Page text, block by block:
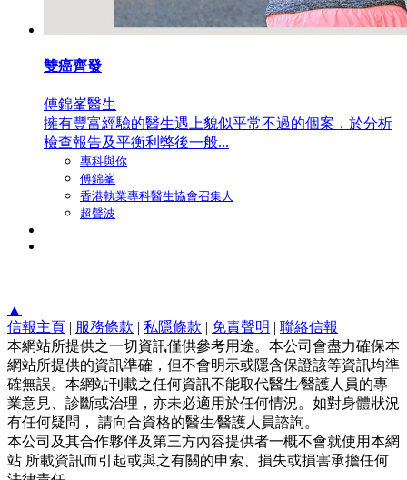
雙癌齊發
傅錦峯醫生
擁有豐富經驗的醫生遇上貌似平常不過的個案，於分析
檢查報告及平衡利弊後一般...
專科與你
傅錦峯
香港執業專科醫生協會召集人
超聲波
▲
信報主頁 | 服務條款 | 私隱條款 | 免責聲明 | 聯絡信報
本網站所提供之一切資訊僅供參考用途。本公司會盡力確保本
網站所提供的資訊準確，但不會明示或隱含保證該等資訊均準
確無誤。本網站刊載之任何資訊不能取代醫生∕醫護人員的專
業意見、診斷或治理，亦未必適用於任何情況。如對身體狀況
有任何疑問， 請向合資格的醫生∕醫護人員諮詢。
本公司及其合作夥伴及第三方內容提供者一概不會就使用本網
站 所載資訊而引起或與之有關的申索、損失或損害承擔任何